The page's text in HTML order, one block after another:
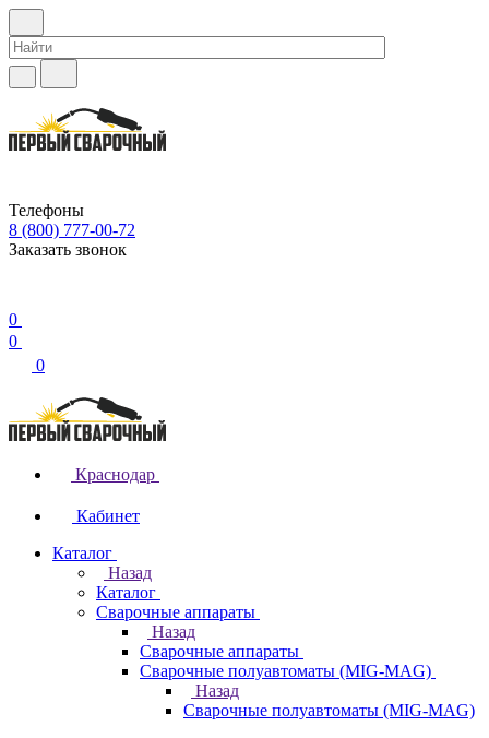
Телефоны
8 (800) 777-00-72
Заказать звонок
0
0
0
Краснодар
Кабинет
Каталог
Назад
Каталог
Сварочные аппараты
Назад
Сварочные аппараты
Сварочные полуавтоматы (MIG-MAG)
Назад
Сварочные полуавтоматы (MIG-MAG)